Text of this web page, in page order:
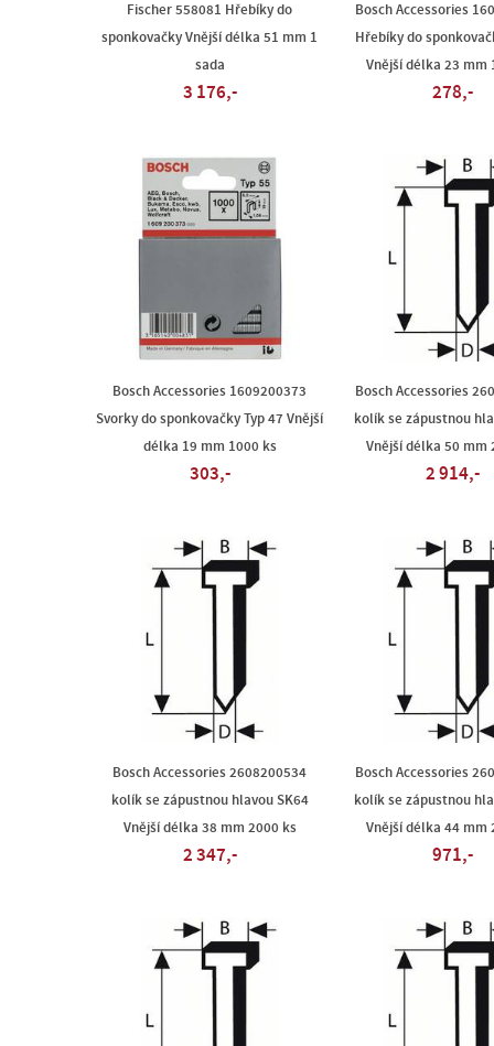
Fischer 558081 Hřebíky do
sponkovačky Vnější délka 51 mm 1
sada
3 176,-
Bosch Accessories
Hřebíky do
Vnější délka 23 mm
278,-
Bosch Accessories 1609200373
Svorky do sponkovačky Typ 47 Vnější
délka 19 mm 1000 ks
303,-
Bosch Accessories
kolík se zápustnou
Vnější délka 50 mm
2 914,-
Bosch Accessories 2608200534
kolík se zápustnou hlavou SK64
Vnější délka 38 mm 2000 ks
2 347,-
Bosch Accessories
kolík se zápustnou
Vnější délka 44 mm
971,-